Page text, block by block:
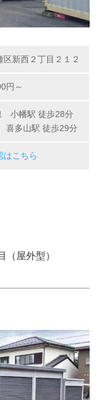
新西２丁目２１２
円～
小幡駅 徒歩28分
多山駅 徒歩29分
はこちら
（屋外型）